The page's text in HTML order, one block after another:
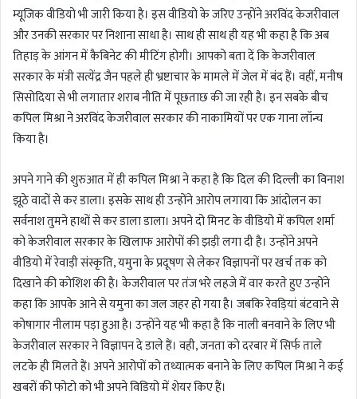
m
a
i
म्यूजिक वीडियो भी जारी किया है। इस वीडियो के जरिए उन्होंने अरविंद केजरीवाल
और उनकी सरकार पर निशाना साधा है। साथ ही साथ ही यह भी कहा है कि अब
तिहाड़ के आंगन में कैबिनेट की मीटिंग होगी। आपको बता दें कि केजरीवाल
सरकार के मंत्री सत्येंद्र जैन पहले ही भ्रष्टाचार के मामले में जेल में बंद हैं। वहीं, मनीष
सिसोदिया से भी लगातार शराब नीति में पूछताछ की जा रही है। इन सबके बीच
कपिल मिश्रा ने अरविंद केजरीवाल सरकार की नाकामियों पर एक गाना लॉन्च
किया है।
अपने गाने की शुरुआत में ही कपिल मिश्रा ने कहा है कि दिल की दिल्ली का विनाश
झूठे वादों से कर डाला। इसके साथ ही उन्होंने आरोप लगाया कि आंदोलन का
सर्वनाश तुमने हाथों से कर डाला डाला। अपने दो मिनट के वीडियो में कपिल शर्मा
को केजरीवाल सरकार के खिलाफ आरोपों की झड़ी लगा दी है। उन्होंने अपने
वीडियो में रेवाड़ी संस्कृति, यमुना के प्रदूषण से लेकर विज्ञापनों पर खर्च तक को
दिखाने की कोशिश की है। केजरीवाल पर तंज भरे लहजे में वार करते हुए उन्होंने
कहा कि आपके आने से यमुना का जल जहर हो गया है। जबकि रेवड़ियां बंटवाने से
कोषागार नीलाम पड़ा हुआ है। उन्होंने यह भी कहा है कि नाली बनवाने के लिए भी
केजरीवाल सरकार ने विज्ञापन दे डाले हैं। वही, जनता को दरबार में सिर्फ ताले
लटके ही मिलते हैं। अपने आरोपों को तथ्यात्मक बनाने के लिए कपिल मिश्रा ने कई
खबरों की फोटो को भी अपने विडियो में शेयर किए हैं।